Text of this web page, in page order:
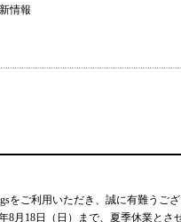
情報
をご利用いただき、誠に有難う
年8月18日（日）まで、夏季休業と